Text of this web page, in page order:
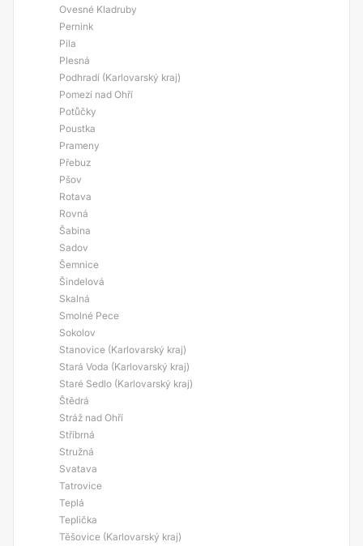
Ovesné Kladruby
Pernink
Pila
Plesná
Podhradí (Karlovarský kraj)
Pomezí nad Ohří
Potůčky
Poustka
Prameny
Přebuz
Pšov
Rotava
Rovná
Šabina
Sadov
Šemnice
Šindelová
Skalná
Smolné Pece
Sokolov
Stanovice (Karlovarský kraj)
Stará Voda (Karlovarský kraj)
Staré Sedlo (Karlovarský kraj)
Štědrá
Stráž nad Ohří
Stříbrná
Stružná
Svatava
Tatrovice
Teplá
Teplička
Těšovice (Karlovarský kraj)